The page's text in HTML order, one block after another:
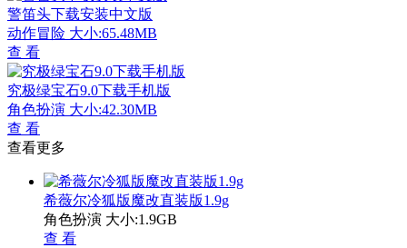
警笛头下载安装中文版
动作冒险 大小:65.48MB
查 看
究极绿宝石9.0下载手机版
角色扮演 大小:42.30MB
查 看
查看更多
希薇尔冷狐版魔改直装版1.9g
角色扮演 大小:1.9GB
查 看